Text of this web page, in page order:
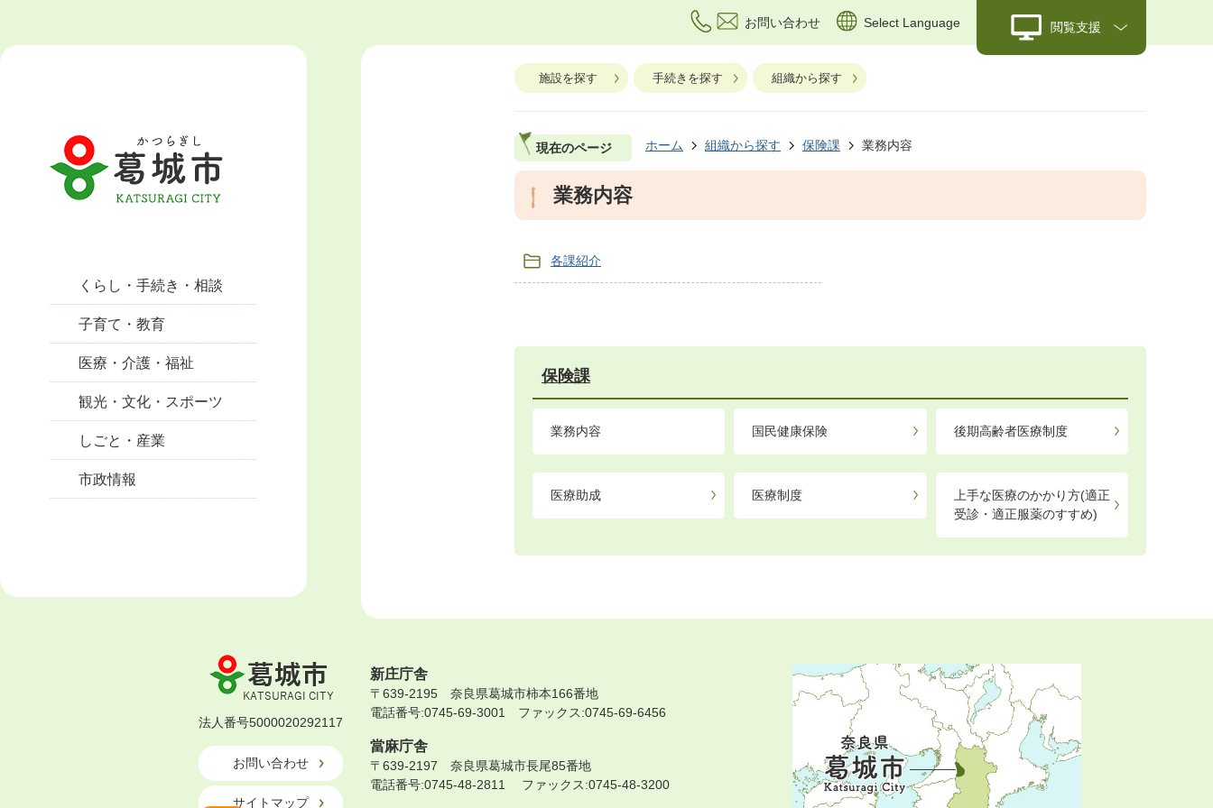
お問い合わせ Select Language 閲覧支援
くらし・手続き・相談
子育て・教育
医療・介護・福祉
観光・文化・スポーツ
しごと・産業
市政情報
施設を探す 手続きを探す 組織から探す
現在のページ ホーム 組織から探す 保険課 業務内容
業務内容
各課紹介
保険課
業務内容 国民健康保険 後期高齢者医療制度
医療助成 医療制度
上手な医療のかかり方(適正
受診・適正服薬のすすめ)
葛
城
市
KATSURAGI
CITY
法人番号5000020292117
お問い合わせ
サイトマップ
新庄庁舎
〒639-2195 奈良県葛城市柿本166番地
電話番号:0745-69-3001 ファックス:0745-69-6456
當麻庁舎
〒639-2197 奈良県葛城市長尾85番地
電話番号:0745-48-2811 ファックス:0745-48-3200